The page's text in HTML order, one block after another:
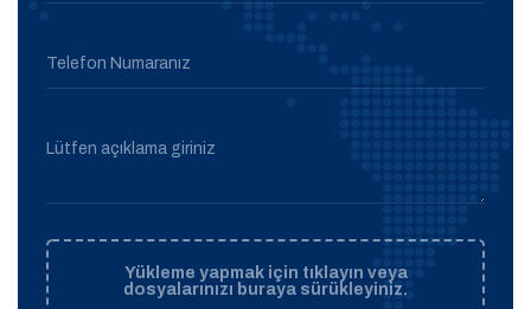
Telefon Numaranız
Lütfen açıklama giriniz
Yükleme yapmak için tıklayın veya
dosyalarınızı buraya sürükleyiniz.